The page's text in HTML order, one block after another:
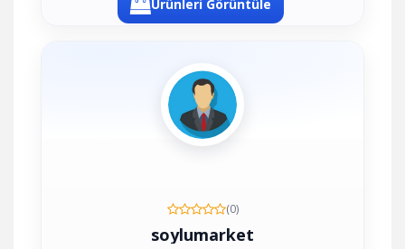
Ürünleri Görüntüle
(0)
soylumarket